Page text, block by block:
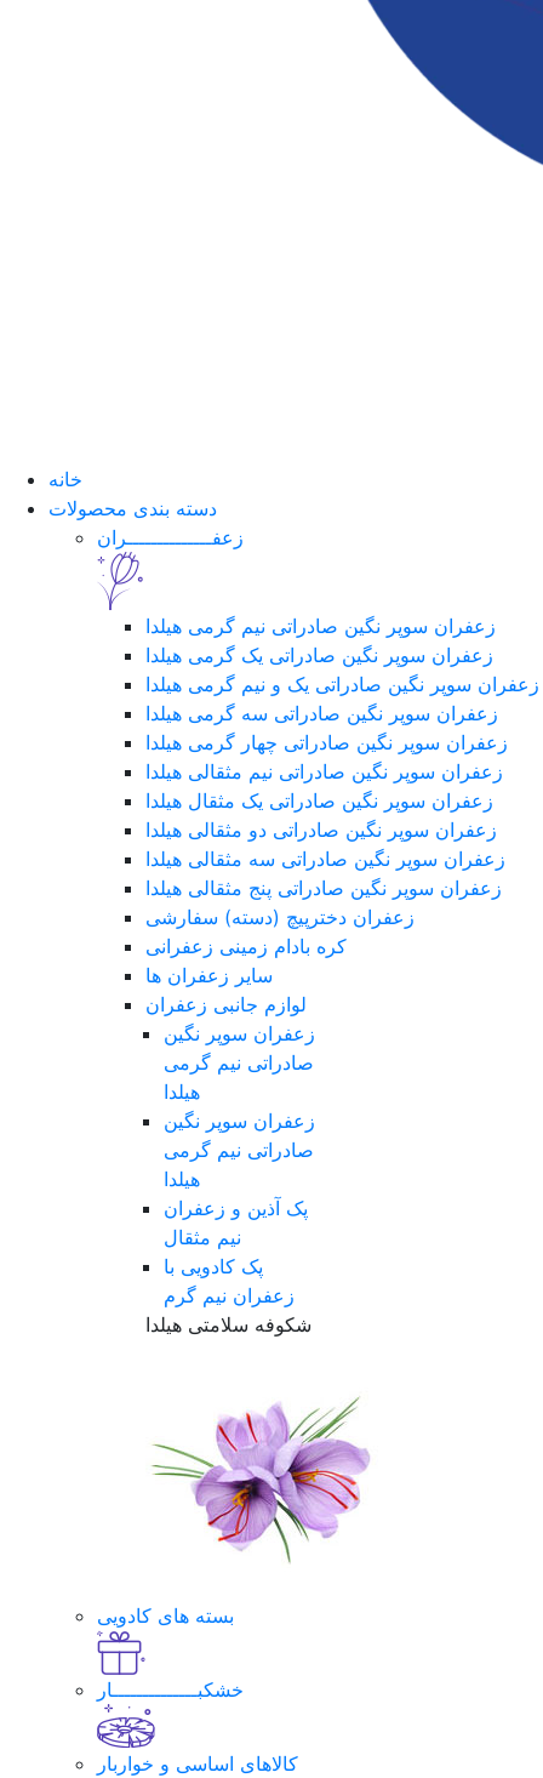
خانه
دسته بندی محصولات
زعفــــــــــــــران
زعفران سوپر نگین صادراتی نیم گرمی هیلدا
زعفران سوپر نگین صادراتی یک گرمی هیلدا
زعفران سوپر نگین صادراتی یک و نیم گرمی هیلدا
زعفران سوپر نگین صادراتی سه گرمی هیلدا
زعفران سوپر نگین صادراتی چهار گرمی هیلدا
زعفران سوپر نگین صادراتی نیم مثقالی هیلدا
زعفران سوپر نگین صادراتی یک مثقال هیلدا
زعفران سوپر نگین صادراتی دو مثقالی هیلدا
زعفران سوپر نگین صادراتی سه مثقالی هیلدا
زعفران سوپر نگین صادراتی پنج مثقالی هیلدا
زعفران دخترپیچ (دسته) سفارشی
کره بادام زمینی زعفرانی
سایر زعفران ها
لوازم جانبی زعفران
زعفران سوپر نگین
صادراتی نیم گرمی
هیلدا
زعفران سوپر نگین
صادراتی نیم گرمی
هیلدا
پک آذین و زعفران
نیم مثقال
پک کادویی با
زعفران نیم گرم
شکوفه سلامتی هیلدا
بسته های کادویی
خشکبــــــــــــــار
کالاهای اساسی و خواربار